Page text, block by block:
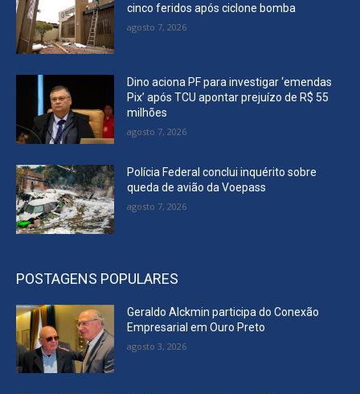
cinco feridos após ciclone bomba
agosto 7, 2026
Dino aciona PF para investigar ‘emendas
Pix’ após TCU apontar prejuízo de R$ 55
milhões
agosto 7, 2026
Polícia Federal conclui inquérito sobre
queda de avião da Voepass
agosto 7, 2026
POSTAGENS POPULARES
Geraldo Alckmin participa do Conexão
Empresarial em Ouro Preto
agosto 3, 2026